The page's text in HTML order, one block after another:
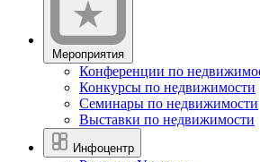
Мероприятия
Конференции по
Конкурсы по недвижимости
Семинары по недвижимости
Выставки по недвижимости
Инфоцентр